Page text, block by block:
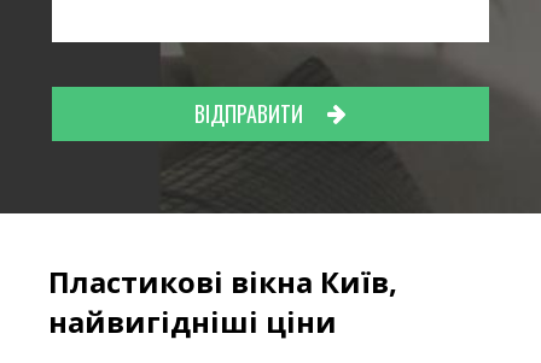
ВІДПРАВИТИ
Пластикові вікна Київ,
найвигідніші ціни